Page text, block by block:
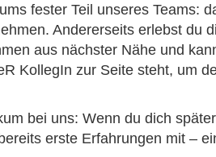
fester Teil unseres Teams:
Andererseits erlebst du
aus nächster Nähe und
KollegIn zur Seite steht, um
bei uns: Wenn du dich
erste Erfahrungen mit –